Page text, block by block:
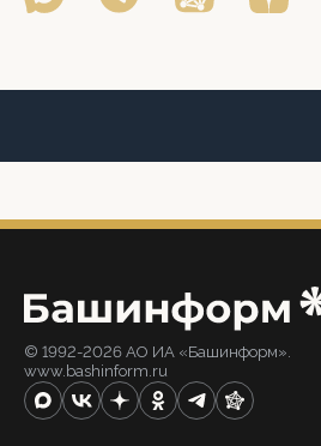
© 1992-2026 АО ИА «Башинформ».
www.bashinform.ru